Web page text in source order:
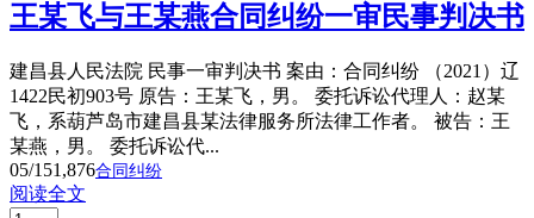
王某飞与王某燕合同纠纷一审民事判决书
建昌县人民法院 民事一审判决书 案由：合同纠纷 （2021）辽
1422民初903号 原告：王某飞，男。 委托诉讼代理人：赵某
飞，系葫芦岛市建昌县某法律服务所法律工作者。 被告：王
某燕，男。 委托诉讼代...
05/151,876合同纠纷
阅读全文